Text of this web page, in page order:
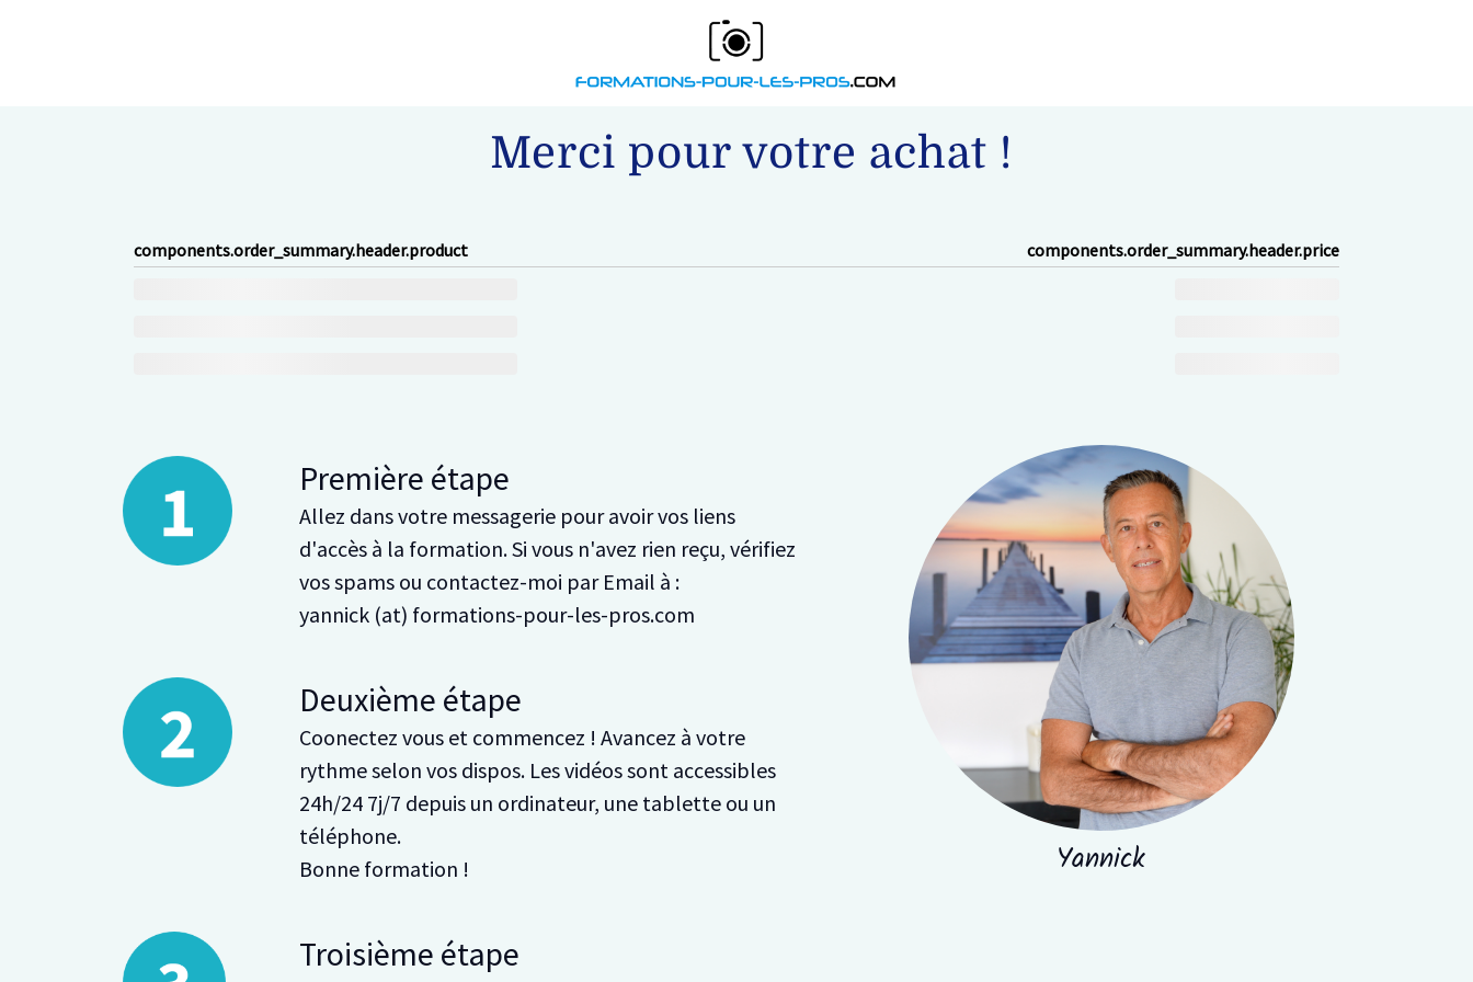
Merci pour votre achat !
components.order_summary.header.product components.order_summary.header.price
Première étape
Allez dans votre messagerie pour avoir vos liens
d'accès à la formation. Si vous n'avez rien reçu, vérifiez
vos spams ou contactez-moi par Email à :
yannick (at) formations-pour-les-pros.com
Deuxième étape
Coonectez vous et commencez ! Avancez à votre
rythme selon vos dispos. Les vidéos sont accessibles
24h/24 7j/7 depuis un ordinateur, une tablette ou un
téléphone.
Bonne formation !
Troisième étape
Yannick